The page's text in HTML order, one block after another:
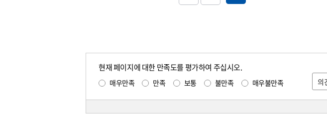
현재 페이지에 대한 만족도를 평가하여 주십시오.
매우만족 만족 보통 불만족 매우불만족